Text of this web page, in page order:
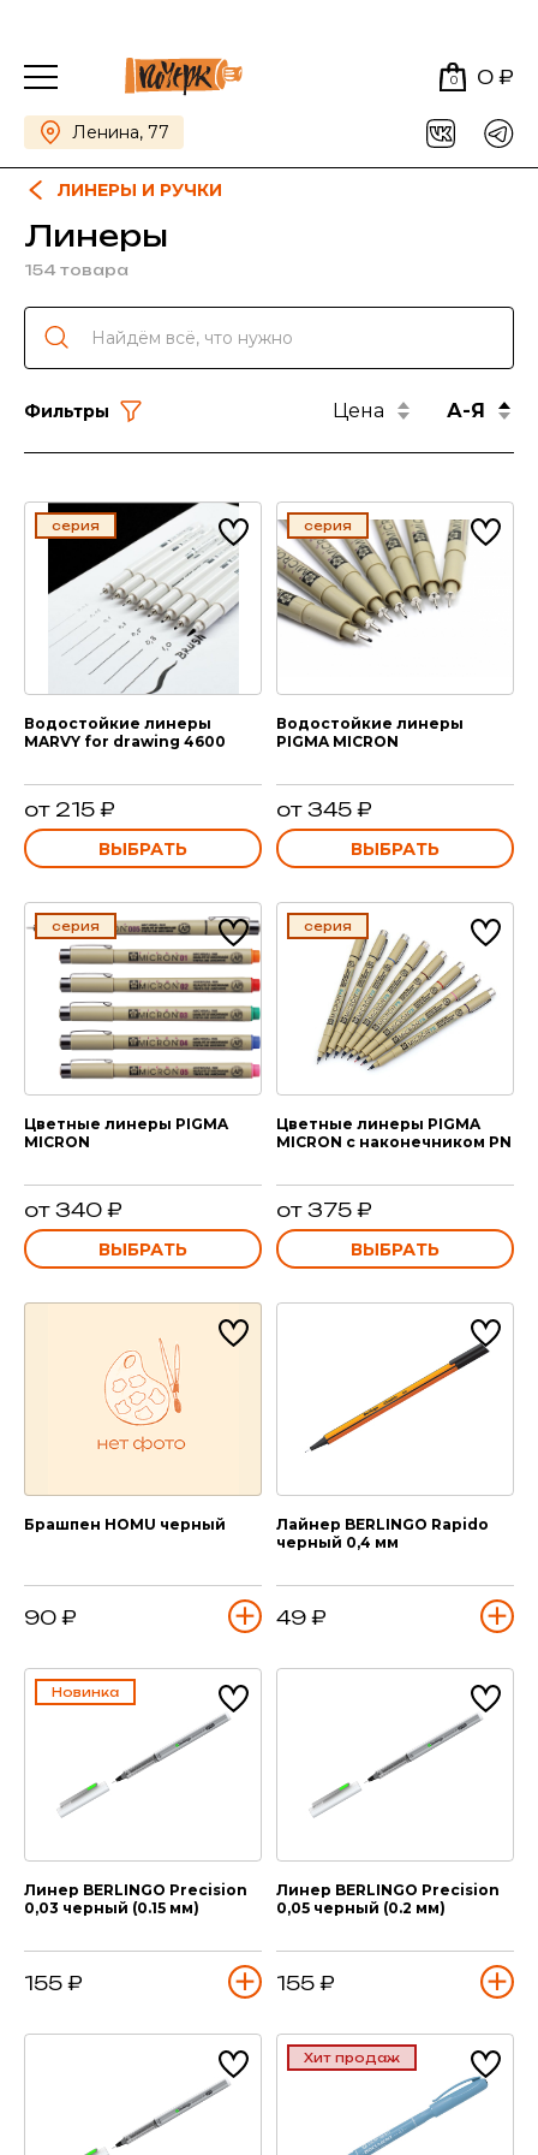
0 0 ₽
Ленина, 77
ЛИНЕРЫ И РУЧКИ
Линеры
154 товара
Фильтры Цена А-Я
серия
Водостойкие линеры
MARVY for drawing 4600
от 215 ₽
ВЫБРАТЬ
серия
Водостойкие линеры
PIGMA MICRON
от 345 ₽
ВЫБРАТЬ
серия
Цветные линеры PIGMA
MICRON
от 340 ₽
ВЫБРАТЬ
серия
Цветные линеры PIGMA
MICRON с наконечником PN
от 375 ₽
ВЫБРАТЬ
Брашпен HOMU черный
90 ₽
Лайнер BERLINGO Rapido
черный 0,4 мм
49 ₽
Новинка
Линер BERLINGO Precision
0,03 черный (0.15 мм)
155 ₽
Линер BERLINGO Precision
0,05 черный (0.2 мм)
155 ₽
Хит продаж